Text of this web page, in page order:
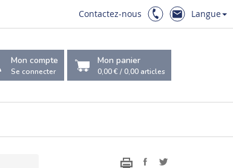
Contactez-nous Langue
Mon compte
Se connecter
Mon panier
0,00 €/0,00 articles